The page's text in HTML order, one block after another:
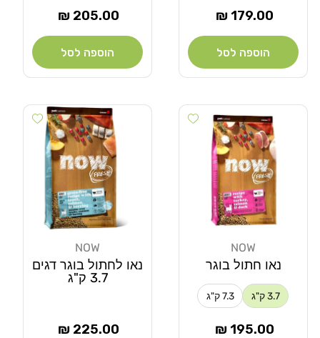
מחיר
179.00 ₪
הוספה לסל
מחיר
205.00 ₪
הוספה לסל
Add wishlist
NOW
נאו חתול בוגר
3.7 ק"ג 7.3 ק"ג
מחיר
195.00 ₪
Add wishlist
NOW
נאו לחתול בוגר דגים
3.7 ק"ג
מחיר
225.00 ₪